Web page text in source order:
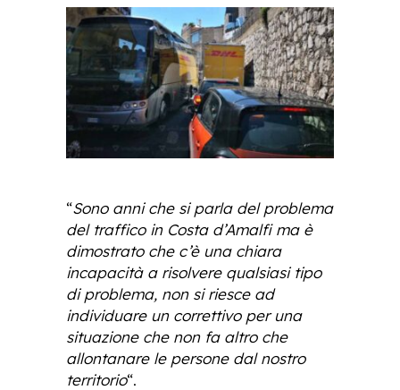
“Sono anni che si parla del problema
del traffico in Costa d’Amalfi ma è
dimostrato che c’è una chiara
incapacità a risolvere qualsiasi tipo
di problema, non si riesce ad
individuare un correttivo per una
situazione che non fa altro che
allontanare le persone dal nostro
territorio“.